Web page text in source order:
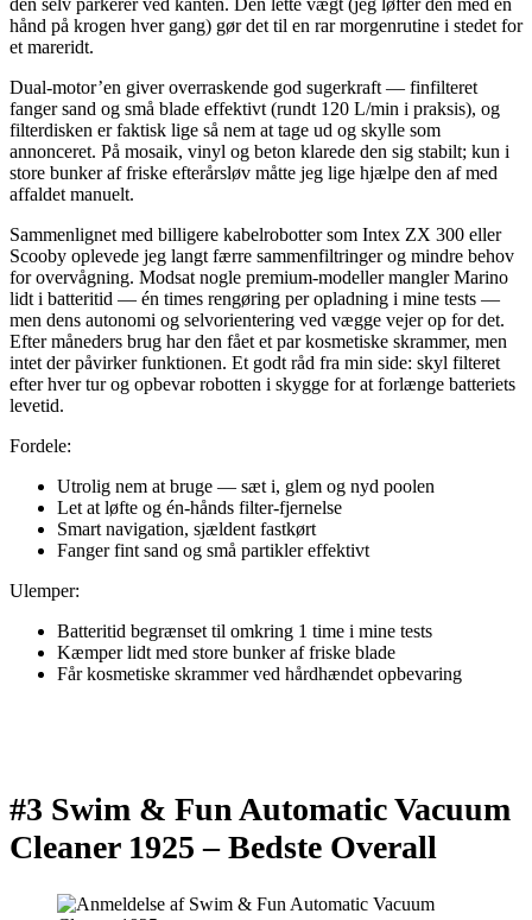
hånd på krogen hver gang) gør det til en rar morgenrutine i stedet for
et mareridt.
Dual-motor’en giver overraskende god sugerkraft — finfilteret
fanger sand og små blade effektivt (rundt 120 L/min i praksis), og
filterdisken er faktisk lige så nem at tage ud og skylle som
annonceret. På mosaik, vinyl og beton klarede den sig stabilt; kun i
store bunker af friske efterårsløv måtte jeg lige hjælpe den af med
affaldet manuelt.
Sammenlignet med billigere kabelrobotter som Intex ZX 300 eller
Scooby oplevede jeg langt færre sammenfiltringer og mindre behov
for overvågning. Modsat nogle premium-modeller mangler Marino
lidt i batteritid — én times rengøring per opladning i mine tests —
men dens autonomi og selvorientering ved vægge vejer op for det.
Efter måneders brug har den fået et par kosmetiske skrammer, men
intet der påvirker funktionen. Et godt råd fra min side: skyl filteret
efter hver tur og opbevar robotten i skygge for at forlænge batteriets
levetid.
Fordele:
Utrolig nem at bruge — sæt i, glem og nyd poolen
Let at løfte og én-hånds filter-fjernelse
Smart navigation, sjældent fastkørt
Fanger fint sand og små partikler effektivt
Ulemper:
Batteritid begrænset til omkring 1 time i mine tests
Kæmper lidt med store bunker af friske blade
Får kosmetiske skrammer ved hårdhændet opbevaring
#3 Swim & Fun Automatic Vacuum
Cleaner 1925 –Bedste Overall